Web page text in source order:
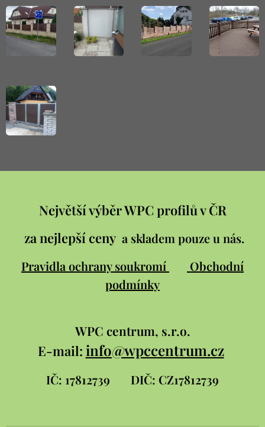
Největší výběr WPC profilů v ČR
za nejlepší ceny a skladem pouze u nás.
Pravidla ochrany soukromí
Obchodní
podmínky
WPC centrum, s.r.o.
E-mail: info@wpccentrum.cz
IČ: 17812739 DIČ: CZ17812739